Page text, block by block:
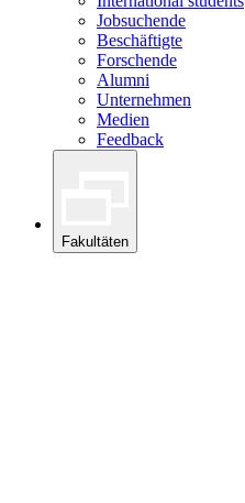
Jobsuchende
Beschäftigte
Forschende
Alumni
Unternehmen
Medien
Feedback
Fakultäten